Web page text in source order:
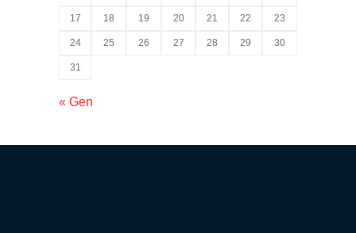
17 18 19 20 21 22 23
24 25 26 27 28 29 30
31
« Gen